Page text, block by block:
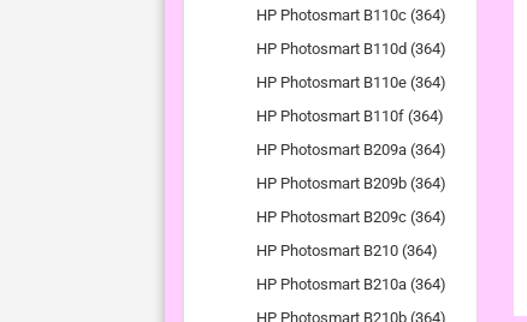
HP Photosmart B110c (364)
HP Photosmart B110d (364)
HP Photosmart B110e (364)
HP Photosmart B110f (364)
HP Photosmart B209a (364)
HP Photosmart B209b (364)
HP Photosmart B209c (364)
HP Photosmart B210 (364)
HP Photosmart B210a (364)
HP Photosmart B210b (364)